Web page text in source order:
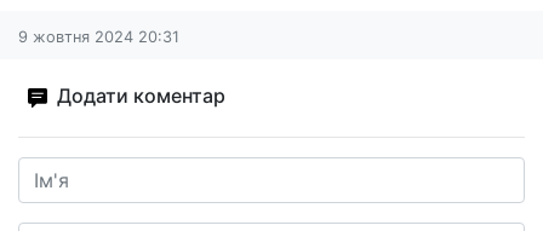
9 жовтня 2024 20:31
Додати коментар